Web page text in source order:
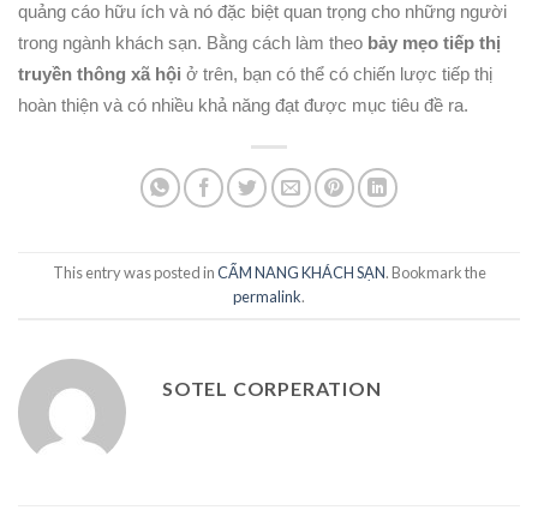
quảng cáo hữu ích và nó đặc biệt quan trọng cho những người
trong ngành khách sạn. Bằng cách làm theo bảy mẹo tiếp thị
truyền thông xã hội ở trên, bạn có thể có chiến lược tiếp thị
hoàn thiện và có nhiều khả năng đạt được mục tiêu đề ra.
This entry was posted inCẨM NANG KHÁCH SẠN. Bookmark the
permalink.
SOTEL CORPERATION